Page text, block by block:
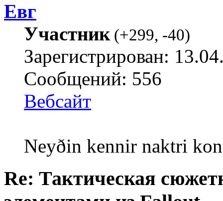
Евг
Участник(+299, -40)
Зарегистрирован:
Сообщений: 556
Вебсайт
Neyðin kennir naktri
Re: Тактическая